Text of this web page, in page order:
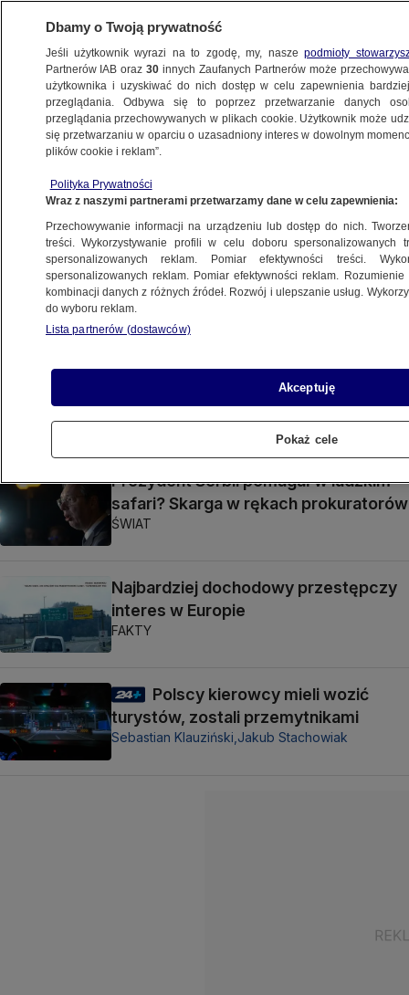
BAŁKANY ZACHODNIE
"Przez rok osiwiał i widać po nim lęk
utraty władzy"
Sebastian Zakrzewski
Prezydent Serbii: zrezygnuję w ciągu
kilku tygodni
ŚWIAT
Prezydent wskazuje trzy kraje
Prezydent Serbii pomagał w ludzkim
safari? Skarga w rękach prokuratorów
ŚWIAT
Najbardziej dochodowy przestępczy
interes w Europie
FAKTY
Polscy kierowcy mieli wozić
turystów, zostali przemytnikami
Sebastian Klauziński, Jakub Stachowiak
Dbamy o Twoją prywatność
Jeśli użytkownik wyrazi na to zgodę, my, naszepodmioty
Partnerów IAB oraz30 innych Zaufanych Partnerów może
użytkownika i uzyskiwać do nich dostęp w celu zapewnienia
przeglądania. Odbywa się to poprzez przetwarzanie danych
przeglądania przechowywanych w plikach cookie. Użytkownik może
się przetwarzaniu w oparciu o uzasadniony interes w dowolnym
plików cookie i reklam”.
Polityka Prywatności
Wraz z naszymi partnerami przetwarzamy dane w celu zapewnienia:
Przechowywanie informacji na urządzeniu lub dostęp do nich.
treści. Wykorzystywanie profili w celu doboru spersonalizowanych
spersonalizowanych reklam. Pomiar efektywności treści.
spersonalizowanych reklam. Pomiar efektywności reklam.
kombinacji danych z różnych źródeł. Rozwój i ulepszanie usług.
do wyboru reklam.
Lista partnerów (dostawców)
Akceptuję
Pokaż cele